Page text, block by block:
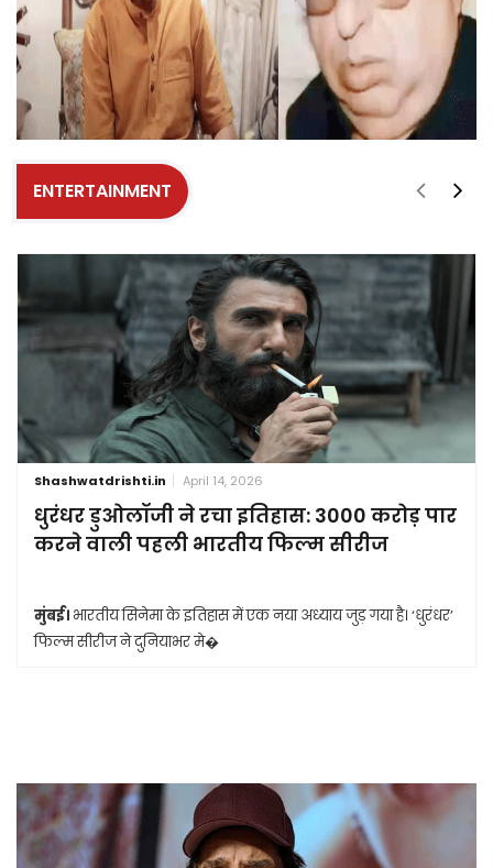
ENTERTAINMENT
Shashwatdrishti.in April 14, 2026
धुरंधर डुओलॉजी ने रचा इतिहास: 3000 करोड़ पार
करने वाली पहली भारतीय फिल्म सीरीज
मुंबई। भारतीय सिनेमा के इतिहास में एक नया अध्याय जुड़ गया है। ‘धुरंधर’
फिल्म सीरीज ने दुनियाभर मे�